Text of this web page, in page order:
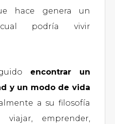
hace genera un
podría vivir
encontrar un
y un modo de vida
a su filosofía
emprender,